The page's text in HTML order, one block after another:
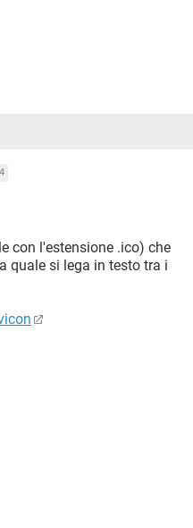
con l'estensione .ico) che
quale si lega in testo tra i